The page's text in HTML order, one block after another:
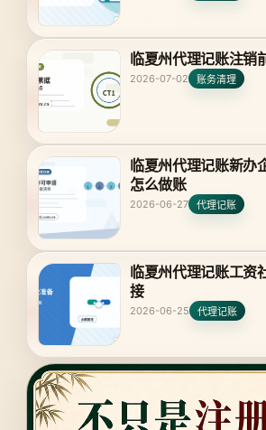
临夏州代理记账注销
2026-07-02 账务清理
临夏州代理记账新办
怎么做账
2026-06-27 代理记账
临夏州代理记账工资
接
2026-06-25 代理记账